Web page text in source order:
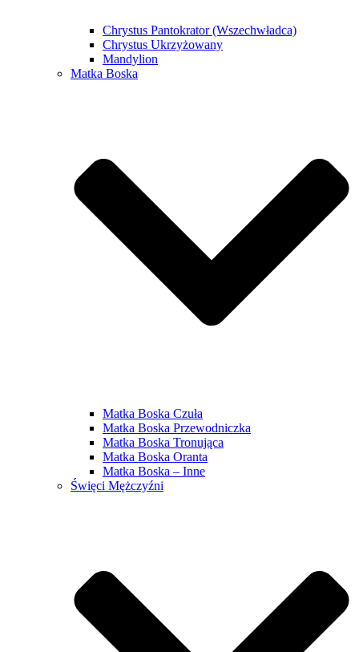
Chrystus Pantokrator (Wszechwładca)
Chrystus Ukrzyżowany
Mandylion
Matka Boska
Matka Boska Czuła
Matka Boska Przewodniczka
Matka Boska Tronująca
Matka Boska Oranta
Matka Boska – Inne
Święci Mężczyźni